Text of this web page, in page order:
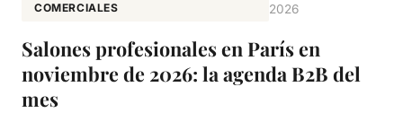
COMERCIALES
2026
Salones profesionales en París en
noviembre de 2026: la agenda B2B del
mes